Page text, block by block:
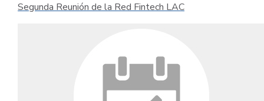
Segunda Reunión de la Red Fintech LAC